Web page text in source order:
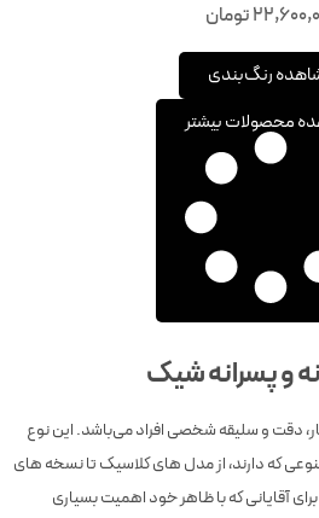
تومان
رنگ‌بندی
محصولات بیشتر
و پسرانه شیک
دقت و سلیقه شخصی افراد می‌باشد. این نوع
که دارند، از مدل های کلاسیک تا نسخه های
آقایانی که با ظاهر خود اهمیت بسیاری